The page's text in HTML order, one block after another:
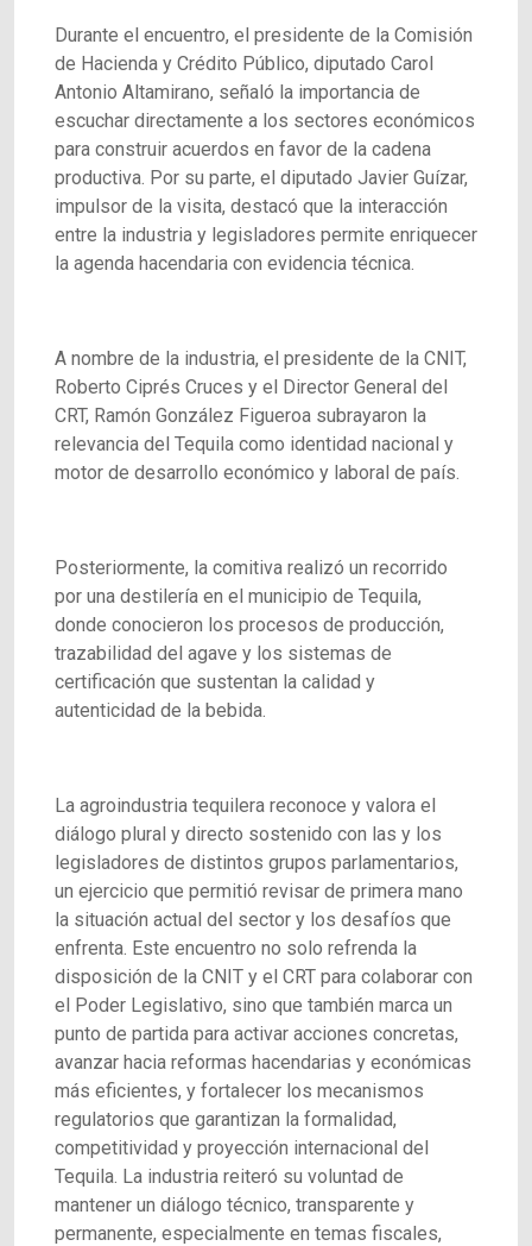
Durante el encuentro, el presidente de la Comisión
de Hacienda y Crédito Público, diputado Carol
Antonio Altamirano, señaló la importancia de
escuchar directamente a los sectores económicos
para construir acuerdos en favor de la cadena
productiva. Por su parte, el diputado Javier Guízar,
impulsor de la visita, destacó que la interacción
entre la industria y legisladores permite enriquecer
la agenda hacendaria con evidencia técnica.
A nombre de la industria, el presidente de la CNIT,
Roberto Ciprés Cruces y el Director General del
CRT, Ramón González Figueroa subrayaron la
relevancia del Tequila como identidad nacional y
motor de desarrollo económico y laboral de país.
Posteriormente, la comitiva realizó un recorrido
por una destilería en el municipio de Tequila,
donde conocieron los procesos de producción,
trazabilidad del agave y los sistemas de
certificación que sustentan la calidad y
autenticidad de la bebida.
La agroindustria tequilera reconoce y valora el
diálogo plural y directo sostenido con las y los
legisladores de distintos grupos parlamentarios,
un ejercicio que permitió revisar de primera mano
la situación actual del sector y los desafíos que
enfrenta. Este encuentro no solo refrenda la
disposición de la CNIT y el CRT para colaborar con
el Poder Legislativo, sino que también marca un
punto de partida para activar acciones concretas,
avanzar hacia reformas hacendarias y económicas
más eficientes, y fortalecer los mecanismos
regulatorios que garantizan la formalidad,
competitividad y proyección internacional del
Tequila. La industria reiteró su voluntad de
mantener un diálogo técnico, transparente y
permanente, especialmente en temas fiscales,